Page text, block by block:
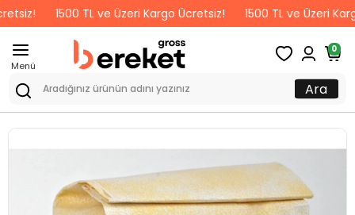
1500 TL ve Üzeri Kargo Ücretsiz! 1500 TL ve Üzeri Kargo
Menü
0
Ara